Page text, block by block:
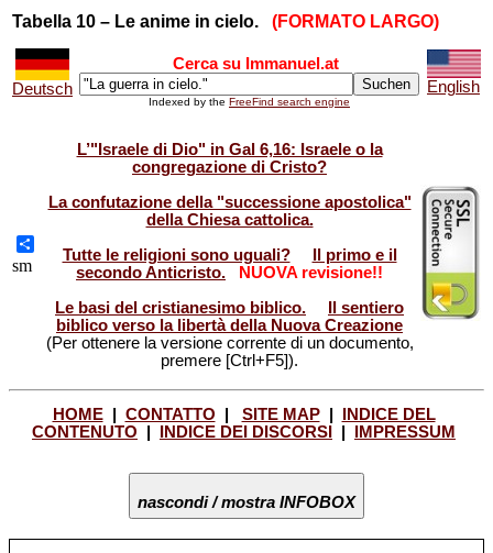
Tabella 10 – Le anime in cielo. (FORMATO LARGO)
Deutsch
Cerca su Immanuel.at
Indexed by the FreeFind search engine
English
Share
sm
L’"Israele di Dio" in Gal 6,16: Israele o la
congregazione di Cristo?
La confutazione della "successione apostolica"
della Chiesa cattolica.
Tutte le religioni sono uguali?
Il primo e il
secondo Anticristo.
NUOVA revisione!!
Le basi del cristianesimo biblico.
Il sentiero
biblico verso la libertà della Nuova Creazione
(Per ottenere la versione corrente di un documento,
premere [Ctrl+F5]).
HOME| CONTATTO SITE MAP|
INDICE DEL
CONTENUTO
INDICE DEI DISCORSI IMPRESSUM
nascondi / mostra INFOBOX